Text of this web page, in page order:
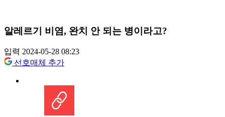
알레르기 비염, 완치 안 되는 병이라고?
입력 2024-05-28 08:23
선호매체 추가